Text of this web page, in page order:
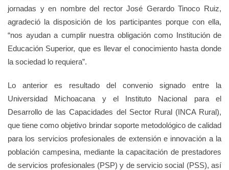
jornadas y en nombre del rector José Gerardo Tinoco Ruiz,
agradeció la disposición de los participantes porque con ella,
“nos ayudan a cumplir nuestra obligación como Institución de
Educación Superior, que es llevar el conocimiento hasta donde
la sociedad lo requiera”.
Lo anterior es resultado del convenio signado entre la
Universidad Michoacana y el Instituto Nacional para el
Desarrollo de las Capacidades del Sector Rural (INCA Rural),
que tiene como objetivo brindar soporte metodológico de calidad
para los servicios profesionales de extensión e innovación a la
población campesina, mediante la capacitación de prestadores
de servicios profesionales (PSP) y de servicio social (PSS), así